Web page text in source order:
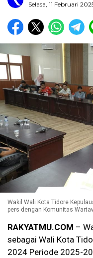
Selasa, 11 Februari
Wakil Wali Kota Tidore
pers dengan Komunitas
RAKYATMU.COM –
sebagai Wali Kota
2024 Periode 2025-